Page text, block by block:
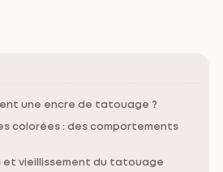
une encre de tatouage ?
colorées : des comportements
et vieillissement du tatouage